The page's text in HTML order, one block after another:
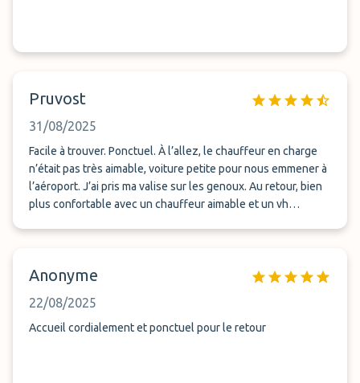
Pruvost
31/08/2025
Facile à trouver. Ponctuel. À l’allez, le chauffeur en charge
n’était pas très aimable, voiture petite pour nous emmener à
l’aéroport. J’ai pris ma valise sur les genoux. Au retour, bien
plus confortable avec un chauffeur aimable et un vh
Anonyme
22/08/2025
Accueil cordialement et ponctuel pour le retour